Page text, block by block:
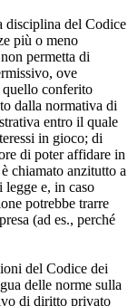
disciplina del Codice
più o meno
permetta di
ove
quello conferito
dalla normativa di
entro il quale
in gioco; di
di poter affidare in
chiamato anzitutto a
legge e, in caso
potrebbe trarre
(ad es., perché
del Codice dei
delle norme sulla
di diritto privato